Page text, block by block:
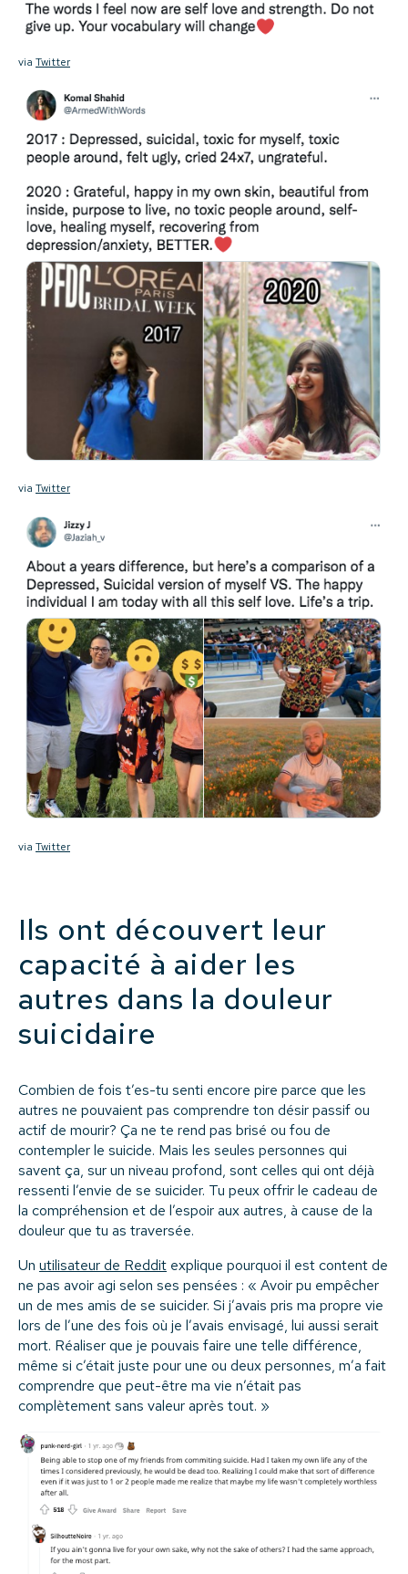
via Twitter
via Twitter
via Twitter
Ils ont découvert leur
capacité à aider les
autres dans la douleur
suicidaire
Combien de fois t’es-tu senti encore pire parce que les
autres ne pouvaient pas comprendre ton désir passif ou
actif de mourir? Ça ne te rend pas brisé ou fou de
contempler le suicide. Mais les seules personnes qui
savent ça, sur un niveau profond, sont celles qui ont déjà
ressenti l’envie de se suicider. Tu peux offrir le cadeau de
la compréhension et de l’espoir aux autres, à cause de la
douleur que tu as traversée.
Un utilisateur de Reddit explique pourquoi il est content de
ne pas avoir agi selon ses pensées : « Avoir pu empêcher
un de mes amis de se suicider. Si j’avais pris ma propre vie
lors de l’une des fois où je l’avais envisagé, lui aussi serait
mort. Réaliser que je pouvais faire une telle différence,
même si c’était juste pour une ou deux personnes, m’a fait
comprendre que peut-être ma vie n’était pas
complètement sans valeur après tout. »